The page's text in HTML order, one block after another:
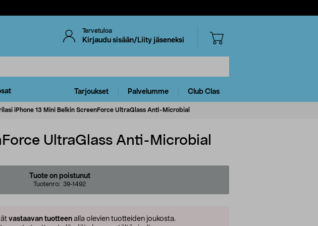
Tervetuloa
Kirjaudu sisään/Liity jäseneksi
Tarjoukset Palvelumme Club Clas
iPhone 13 Mini Belkin ScreenForce UltraGlass Anti-Microbial
UltraGlass Anti-Microbial
Tuote on poistunut
Tuotenro: 39-1492
vastaavan tuotteen alla olevien tuotteiden joukosta.